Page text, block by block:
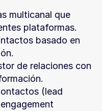
multicanal que
plataformas.
basado en
de relaciones con
(lead